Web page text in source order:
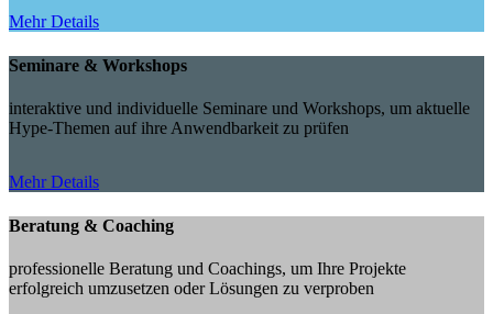
Mehr Details
Seminare & Workshops
interaktive und individuelle Seminare und Workshops, um aktuelle
Hype-Themen auf ihre Anwendbarkeit zu prüfen
Mehr Details
Beratung & Coaching
professionelle Beratung und Coachings, um Ihre Projekte
erfolgreich umzusetzen oder Lösungen zu verproben